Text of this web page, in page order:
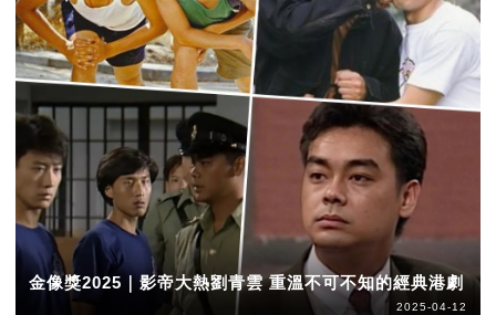
金像獎2025｜影帝大熱劉青雲 重溫不可不知的經典港劇
2025-04-12